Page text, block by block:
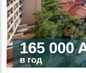
165 000
в год